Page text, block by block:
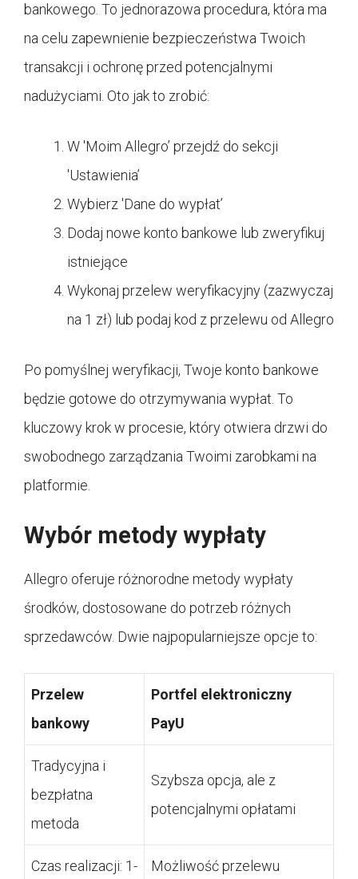
bankowego. To jednorazowa procedura, która ma
na celu zapewnienie bezpieczeństwa Twoich
transakcji i ochronę przed potencjalnymi
nadużyciami. Oto jak to zrobić:
W 'Moim Allegro’ przejdź do sekcji
'Ustawienia’
Wybierz 'Dane do wypłat’
Dodaj nowe konto bankowe lub zweryfikuj
istniejące
Wykonaj przelew weryfikacyjny (zazwyczaj
na 1 zł) lub podaj kod z przelewu od Allegro
Po pomyślnej weryfikacji, Twoje konto bankowe
będzie gotowe do otrzymywania wypłat. To
kluczowy krok w procesie, który otwiera drzwi do
swobodnego zarządzania Twoimi zarobkami na
platformie.
Wybór metody wypłaty
Allegro oferuje różnorodne metody wypłaty
środków, dostosowane do potrzeb różnych
sprzedawców. Dwie najpopularniejsze opcje to:
Przelew
bankowy
Portfel elektroniczny
PayU
Tradycyjna i
bezpłatna
metoda
Szybsza opcja, ale z
potencjalnymi opłatami
Czas realizacji: 1-
Możliwość przelewu